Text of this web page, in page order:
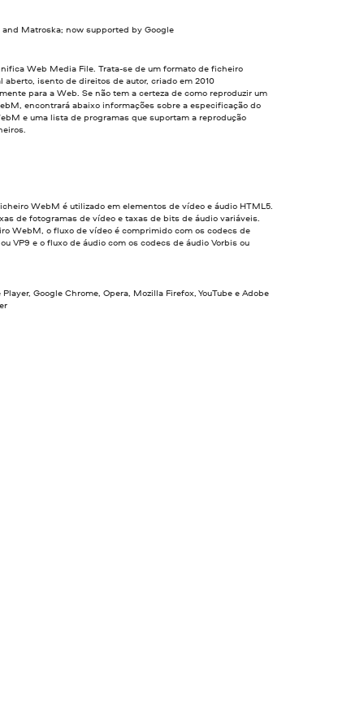
and Matroska; now supported by Google
Web Media File. Trata-se de um formato de ficheiro
aberto, isento de direitos de autor, criado em 2010
para a Web. Se não tem a certeza de como reproduzir um
encontrará abaixo informações sobre a especificação do
e uma lista de programas que suportam a reprodução
WebM é utilizado em elementos de vídeo e áudio HTML5.
de fotogramas de vídeo e taxas de bits de áudio variáveis.
WebM, o fluxo de vídeo é comprimido com os codecs de
VP9 e o fluxo de áudio com os codecs de áudio Vorbis ou
Google Chrome, Opera, Mozilla Firefox, YouTube e Adobe